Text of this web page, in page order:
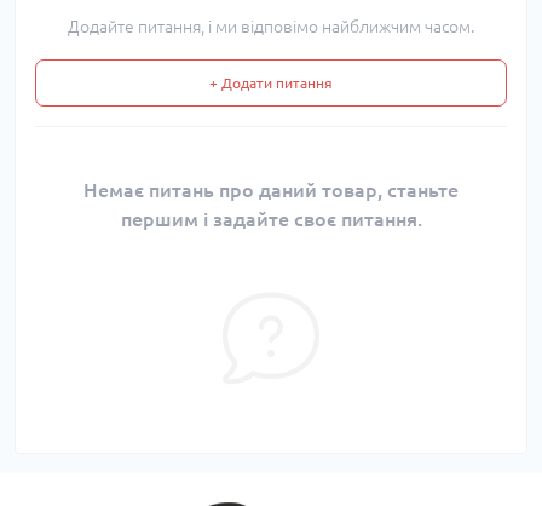
Додайте питання, і ми відповімо найближчим часом.
+ Додати питання
Немає питань про даний товар, станьте
першим і задайте своє питання.